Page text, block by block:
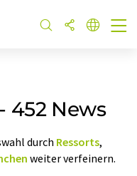
452 News
durch Ressorts,
weiter verfeinern.